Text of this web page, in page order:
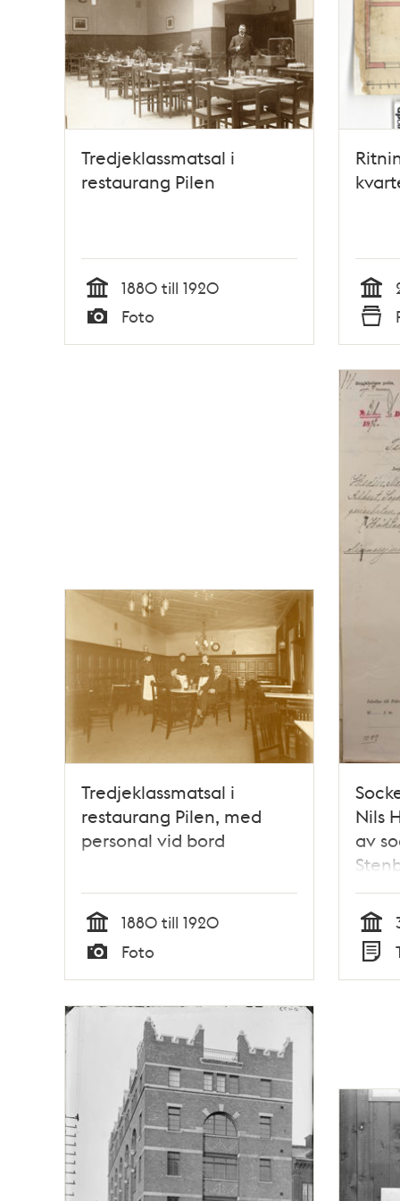
Tredjeklassmatsal i
restaurang Pilen
Tid
1880 till 1920
Typ
Foto Tid
Typ
Tredjeklassmatsal i
restaurang Pilen, med
personal vid bord
Tid
1880 till 1920
Typ
Foto
Nils
av
Tid
Typ